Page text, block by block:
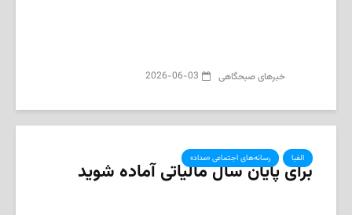
‌خبرهای صبحگاهی 2026-06-03
الفبا رسانه‌های اجتماعی «مداد»
برای پایان سال مالیاتی آماده شوید